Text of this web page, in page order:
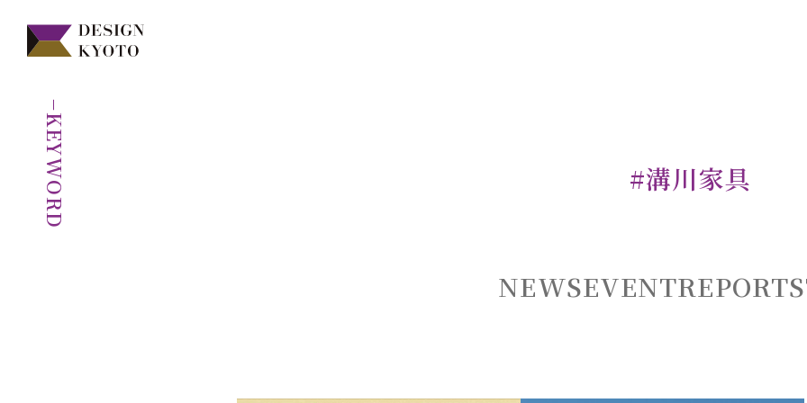
−KEYWORD #溝川家具
NEWSEVENTREPORT